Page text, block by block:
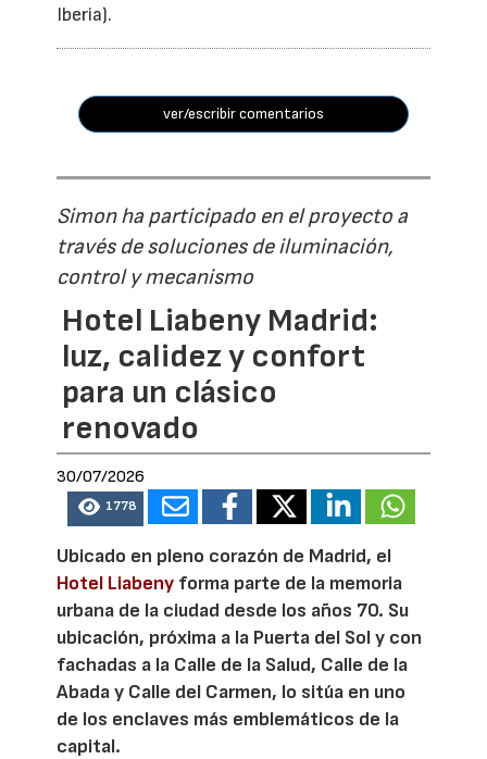
Iberia).
ver/escribir comentarios
Simon ha participado en el proyecto a
través de soluciones de iluminación,
control y mecanismo
Hotel Liabeny Madrid:
luz, calidez y confort
para un clásico
renovado
30/07/2026
1778
Ubicado en pleno corazón de Madrid, el
Hotel Liabeny forma parte de la memoria
urbana de la ciudad desde los años 70. Su
ubicación, próxima a la Puerta del Sol y con
fachadas a la Calle de la Salud, Calle de la
Abada y Calle del Carmen, lo sitúa en uno
de los enclaves más emblemáticos de la
capital.